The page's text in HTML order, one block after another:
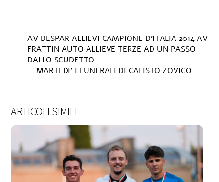
AV DESPAR ALLIEVI CAMPIONE D’ITALIA 2014 AV
FRATTIN AUTO ALLIEVE TERZE AD UN PASSO
DALLO SCUDETTO
MARTEDI’ I FUNERALI DI CALISTO ZOVICO
ARTICOLI SIMILI